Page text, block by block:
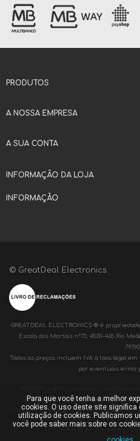
PRODUTOS
A NOSSA EMPRESA
A SUA CONTA
INFORMAÇÃO DA LOJA
INFORMAÇÃO
© GreatDeal Electronics
GREATDEAL ELECTRONICS ® é
Escola dos Mortais nº73, 4520-465 Rio
Todos os preços incluem IVA à taxa legal em
por eventuais erros
Mortais nº73, 4520-465 Rio Meão, NIF
O acesso a www.radiobelaonline.pt destina-
Todos os preços
Para que você tenha a melhor
cookies. O uso deste site
utilização de cookies. Publicamos
você pode saber mais sobre os